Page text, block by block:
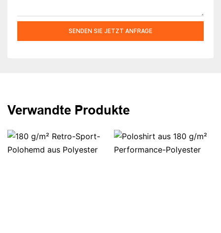
SENDEN SIE JETZT ANFRAGE
Verwandte Produkte